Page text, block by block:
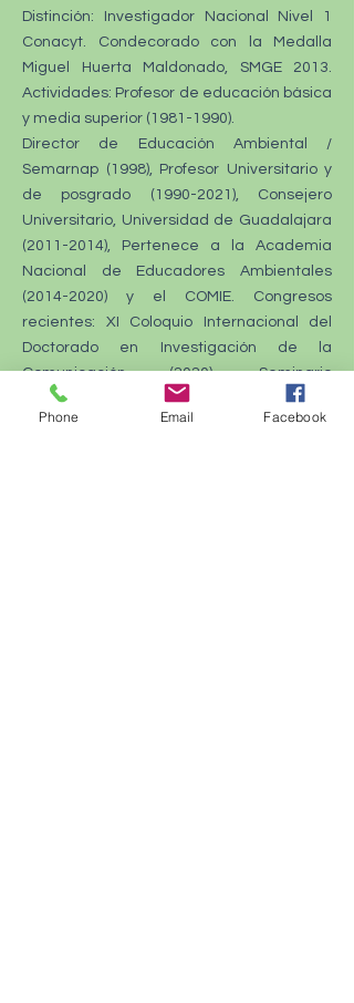
Distinción: Investigador Nacional Nivel 1
Conacyt. Condecorado con la Medalla
Miguel Huerta Maldonado, SMGE 2013.
Actividades: Profesor de educación básica
y media superior (1981-1990).
Director de Educación Ambiental /
Semarnap (1998), Profesor Universitario y
de posgrado (1990-2021), Consejero
Universitario, Universidad de Guadalajara
(2011-2014), Pertenece a la Academia
Nacional de Educadores Ambientales
(2014-2020) y el COMIE. Congresos
recientes: XI Coloquio Internacional del
Doctorado en Investigación de la
Comunicación (2020), Seminario
Internacional de Educación Ambiental;
Ibagué, Colombia (2019), II Congreso
Phone Email Facebook